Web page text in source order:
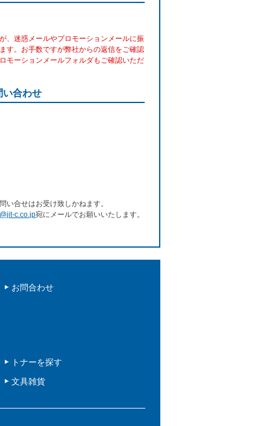
、迷惑メールやプロモーションメールに振
す。お手数ですが弊社からの返信をご確認
モーションメールフォルダもご確認いただ
い合わせ
い合せはお受け致しかねます。
c.co.jp宛にメールでお願いいたします。
お問合わせ
トナーを探す
文具雑貨